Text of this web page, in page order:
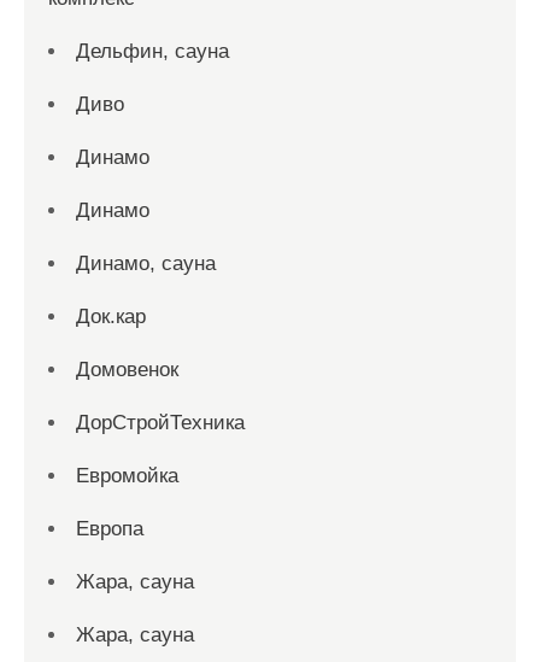
Дельфин, сауна
Диво
Динамо
Динамо
Динамо, сауна
Док.кар
Домовенок
ДорСтройТехника
Евромойка
Европа
Жара, сауна
Жара, сауна